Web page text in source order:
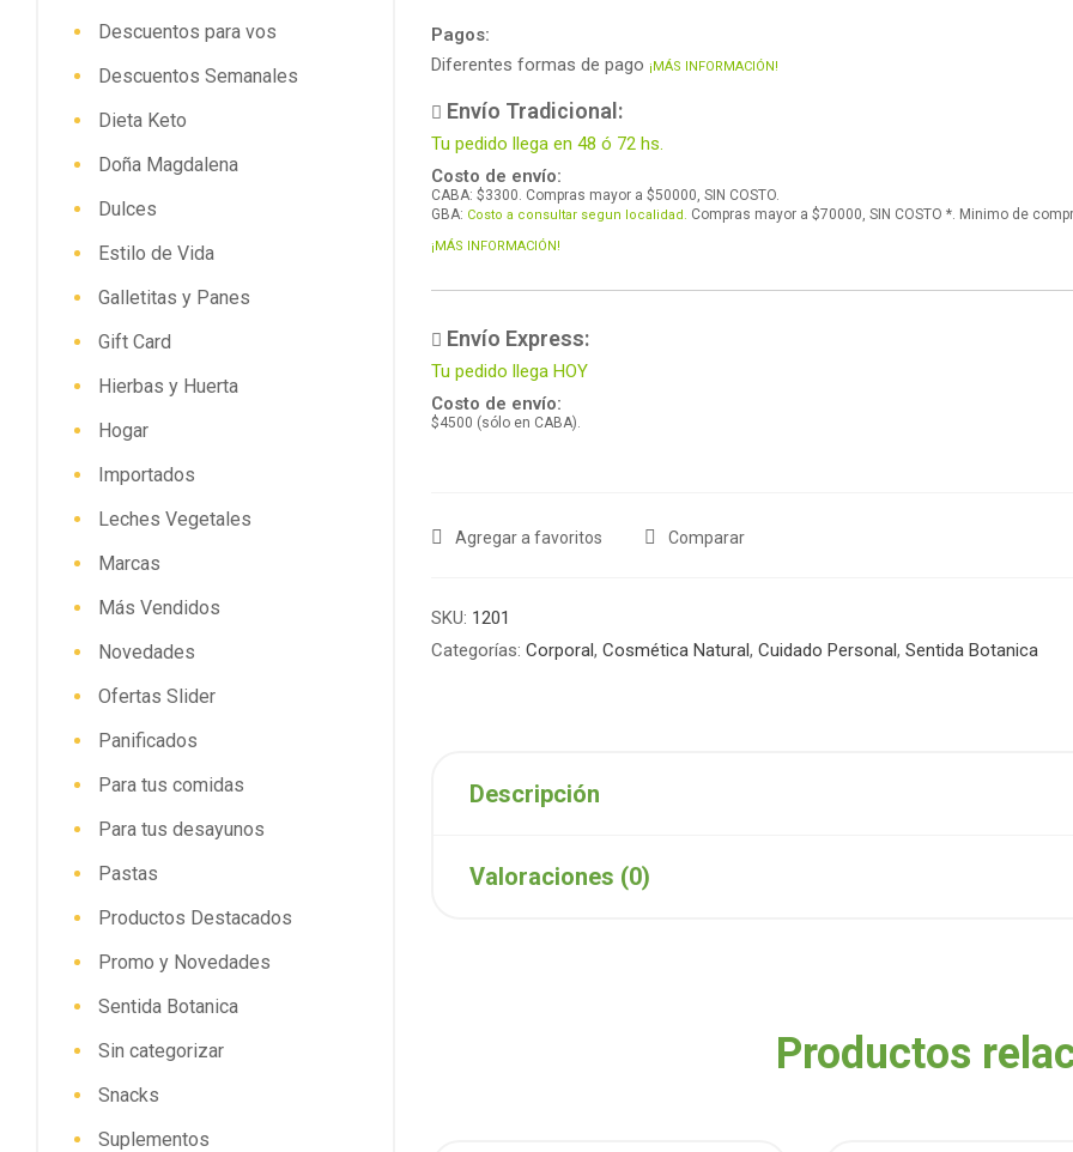
Pagos:
Diferentes formas de pago ¡MÁS INFORMACIÓN!
Envío Tradicional:
Tu pedido llega en 48 ó 72 hs.
Costo de envío:
CABA: $3300. Compras mayor a $50000, SIN COSTO.
GBA: Costo a consultar segun localidad. Compras mayor a $70000, SIN COSTO *. Minimo de
¡MÁS INFORMACIÓN!
Envío Express:
Tu pedido llega HOY
Costo de envío:
$4500 (sólo en CABA).
Agregar a favoritos Comparar
SKU: 1201
Categorías: Corporal, Cosmética Natural, Cuidado Personal, Sentida Botanica
Descripción
Valoraciones (0)
Productos
Descuentos para vos
Descuentos Semanales
Dieta Keto
Doña Magdalena
Dulces
Estilo de Vida
Galletitas y Panes
Gift Card
Hierbas y Huerta
Hogar
Importados
Leches Vegetales
Marcas
Más Vendidos
Novedades
Ofertas Slider
Panificados
Para tus comidas
Para tus desayunos
Pastas
Productos Destacados
Promo y Novedades
Sentida Botanica
Sin categorizar
Snacks
Suplementos